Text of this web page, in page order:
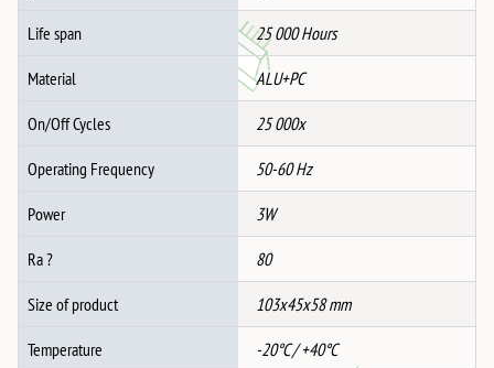
Life span 25 000 Hours
Material ALU+PC
On/Off Cycles 25 000x
Operating Frequency 50-60 Hz
Power 3W
Ra ? 80
Size of product 103x45x58 mm
Temperature -20°C / +40°C